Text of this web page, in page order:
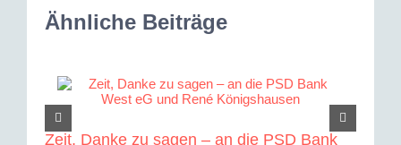
Ähnliche Beiträge
Zeit, Danke zu sagen – an die PSD Bank